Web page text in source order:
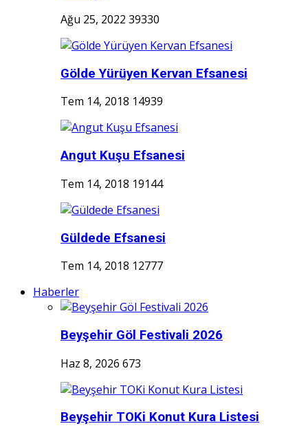
Ağu 25, 2022 39330
Gölde Yürüyen Kervan Efsanesi
Tem 14, 2018 14939
Angut Kuşu Efsanesi
Tem 14, 2018 19144
Güldede Efsanesi
Tem 14, 2018 12777
Haberler
Beyşehir Göl Festivali 2026
Haz 8, 2026 673
Beyşehir TOKi Konut Kura Listesi